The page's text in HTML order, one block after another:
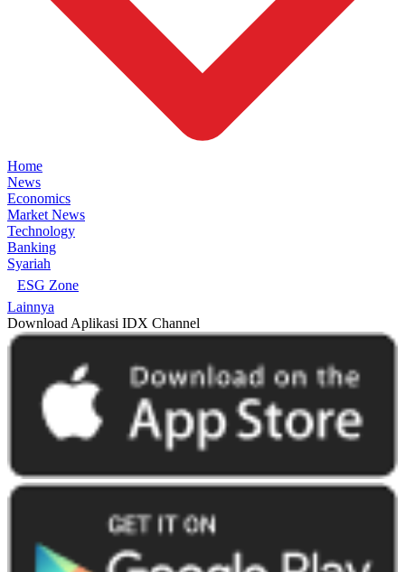
Home
News
Economics
Market News
Technology
Banking
Syariah
ESG Zone
Lainnya
Download Aplikasi IDX Channel